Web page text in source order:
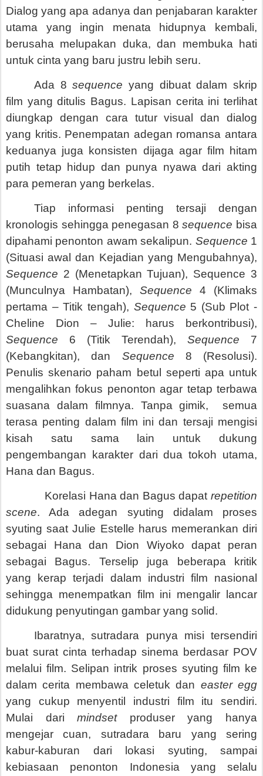
Dialog yang apa adanya dan penjabaran karakter
utama yang ingin menata hidupnya kembali,
berusaha melupakan duka, dan membuka hati
untuk cinta yang baru justru lebih seru.
Ada 8sequence yang dibuat dalam skrip
film yang ditulis Bagus. Lapisan cerita ini terlihat
diungkap dengan cara tutur visual dan dialog
yang kritis. Penempatan adegan romansa antara
keduanya juga konsisten dijaga agar film hitam
putih tetap hidup dan punya nyawa dari akting
para pemeran yang berkelas.
Tiap informasi penting tersaji dengan
kronologis sehingga penegasan 8sequence bisa
dipahami penonton awam sekalipun. Sequence 1
(Situasi awal dan Kejadian yang Mengubahnya),
Sequence 2 (Menetapkan Tujuan), Sequence 3
(Munculnya Hambatan), Sequence 4 (Klimaks
pertama – Titik tengah), Sequence 5 (Sub Plot -
Cheline Dion – Julie: harus berkontribusi),
Sequence 6 (Titik Terendah), Sequence 7
(Kebangkitan), dan Sequence 8 (Resolusi).
Penulis skenario paham betul seperti apa untuk
mengalihkan fokus penonton agar tetap terbawa
suasana dalam filmnya. Tanpa gimik, semua
terasa penting dalam film ini dan tersaji mengisi
kisah satu sama lain untuk dukung
pengembangan karakter dari dua tokoh utama,
Hana dan Bagus.
Korelasi Hana dan Bagus dapat repetition
scene. Ada adegan syuting didalam proses
syuting saat Julie Estelle harus memerankan diri
sebagai Hana dan Dion Wiyoko dapat peran
sebagai Bagus. Terselip juga beberapa kritik
yang kerap terjadi dalam industri film nasional
sehingga menempatkan film ini mengalir lancar
didukung penyutingan gambar yang solid.
Ibaratnya, sutradara punya misi tersendiri
buat surat cinta terhadap sinema berdasar POV
melalui film. Selipan intrik proses syuting film ke
dalam cerita membawa celetuk dan easter egg
yang cukup menyentil industri film itu sendiri.
Mulai darimindset produser yang hanya
mengejar cuan, sutradara baru yang sering
kabur-kaburan dari lokasi syuting, sampai
kebiasaan penonton Indonesia yang selalu